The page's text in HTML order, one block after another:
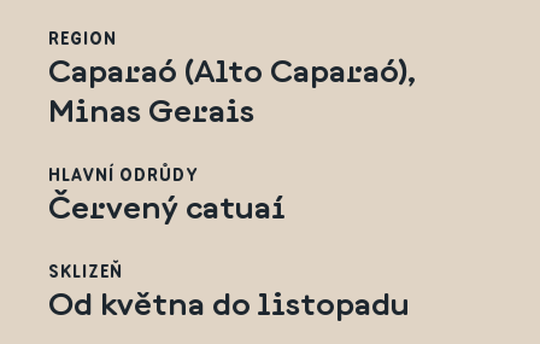
REGION
Caparaó (Alto Caparaó),
Minas Gerais
HLAVNÍ ODRŮDY
Červený catuaí
SKLIZEŇ
Od května do listopadu